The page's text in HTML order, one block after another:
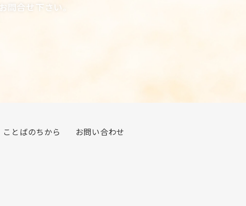
合せ下さい。
ことばのちから お問い合わせ